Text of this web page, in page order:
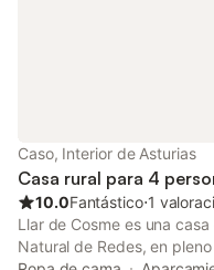
Caso, Interior de Asturias
Casa rural para 4
10.0Fantástico⋅1
Llar de Cosme es una
Natural de Redes, en